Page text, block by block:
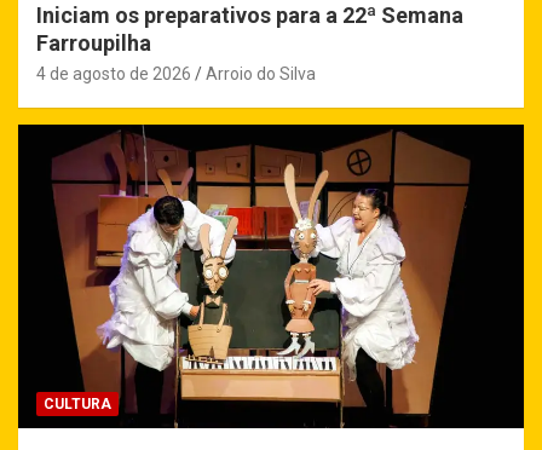
Iniciam os preparativos para a 22ª Semana
Farroupilha
4 de agosto de 2026 Arroio do Silva
CULTURA